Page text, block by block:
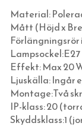
KLASSISKA
SPOTLIGHTS I
STALLYKTOR
SVART
SKÄRMAR,
Material:
Mått (Höjd x
Lampsockel:E27
Effekt: Max 20
Ljuskälla: Ingår
Montage:Två
IP-klass: 20
Skyddsklass:1